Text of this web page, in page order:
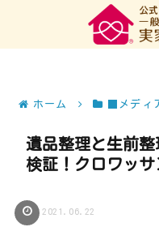
ホーム ■メディ
遺品整理と生前
検証！クロワッサ
2021.06.22